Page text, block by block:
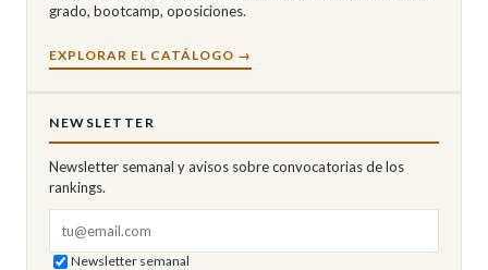
grado, bootcamp, oposiciones.
EXPLORAR EL CATÁLOGO →
NEWSLETTER
Newsletter semanal y avisos sobre convocatorias de los
rankings.
Newsletter semanal